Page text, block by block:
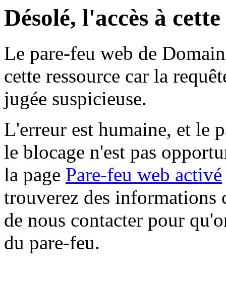
Désolé, l'accès à
Le pare-feu web de
cette ressource car la
jugée suspicieuse.
L'erreur est humaine, et le
le blocage n'est pas
la page Pare-feu web activé
trouverez des informations
de nous contacter pour
du pare-feu.